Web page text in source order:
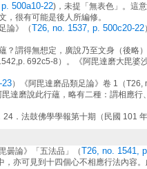
500a10-22)，未提「無表色」。這
，很有可能是後人所編修。
論》（T26, no. 1537, p. 500c20-22
謂得無想定，廣說乃至文身（後略
692c5-8）。《阿毘達磨大毘
）《阿毘達磨品類足論》卷 1（
達磨說此行蘊，略有二種：謂相應行
24．法鼓佛學學報第十期（民國 101 年
曇論》「五法品」（T26, no. 1541,
亦可見到十四個心不相應行法內容